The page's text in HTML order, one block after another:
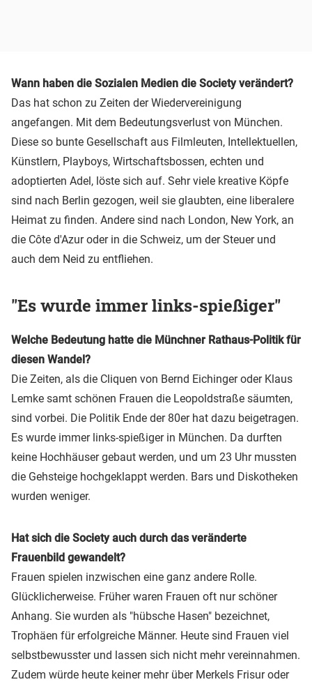
Wann haben die Sozialen Medien die Society verändert?
Das hat schon zu Zeiten der Wiedervereinigung
angefangen. Mit dem Bedeutungsverlust von München.
Diese so bunte Gesellschaft aus Filmleuten, Intellektuellen,
Künstlern, Playboys, Wirtschaftsbossen, echten und
adoptierten Adel, löste sich auf. Sehr viele kreative Köpfe
sind nach Berlin gezogen, weil sie glaubten, eine liberalere
Heimat zu finden. Andere sind nach London, New York, an
die Côte d'Azur oder in die Schweiz, um der Steuer und
auch dem Neid zu entfliehen.
"Es wurde immer links-spießiger"
Welche Bedeutung hatte die Münchner Rathaus-Politik für
diesen Wandel?
Die Zeiten, als die Cliquen von Bernd Eichinger oder Klaus
Lemke samt schönen Frauen die Leopoldstraße säumten,
sind vorbei. Die Politik Ende der 80er hat dazu beigetragen.
Es wurde immer links-spießiger in München. Da durften
keine Hochhäuser gebaut werden, und um 23 Uhr mussten
die Gehsteige hochgeklappt werden. Bars und Diskotheken
wurden weniger.
Hat sich die Society auch durch das veränderte
Frauenbild gewandelt?
Frauen spielen inzwischen eine ganz andere Rolle.
Glücklicherweise. Früher waren Frauen oft nur schöner
Anhang. Sie wurden als "hübsche Hasen" bezeichnet,
Trophäen für erfolgreiche Männer. Heute sind Frauen viel
selbstbewusster und lassen sich nicht mehr vereinnahmen.
Zudem würde heute keiner mehr über Merkels Frisur oder